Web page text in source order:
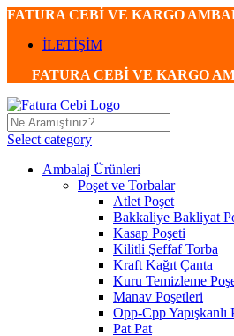
FATURA CEBİ VE KARGO
İLETİŞİM
FATURA CEBİ VE KARGO
Select category
Ambalaj Ürünleri
Poşet ve Torbalar
Atlet Poşet
Bakkaliye Bakliyat
Kasap Poşeti
Kilitli Şeffaf Torba
Kraft Kağıt Çanta
Kuru Temizleme
Manav Poşetleri
Opp-Cpp Yapışkanlı
Pat Pat